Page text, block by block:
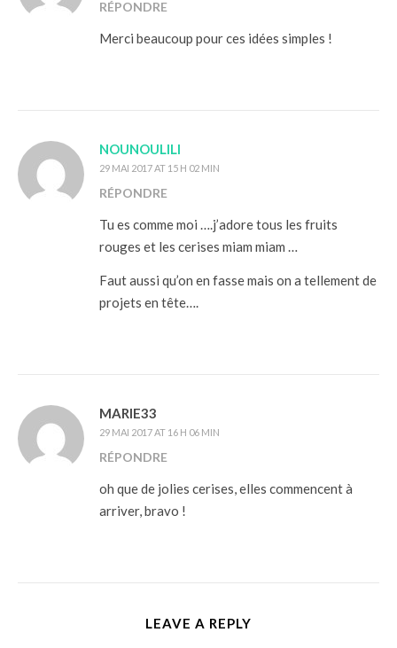
RÉPONDRE
Merci beaucoup pour ces idées simples !
NOUNOULILI
29 MAI 2017 AT 15 H 02 MIN
RÉPONDRE
Tu es comme moi ….j’adore tous les fruits
rouges et les cerises miam miam …
Faut aussi qu’on en fasse mais on a tellement de
projets en tête….
MARIE33
29 MAI 2017 AT 16 H 06 MIN
RÉPONDRE
oh que de jolies cerises, elles commencent à
arriver, bravo !
LEAVE A REPLY